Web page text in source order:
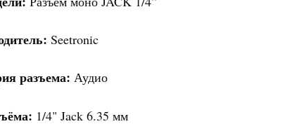
Seetronic
разъема: Аудио
1/4" Jack 6.35 мм